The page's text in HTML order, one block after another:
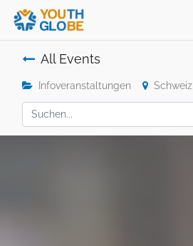
All Events
Infoveranstaltungen Schweiz